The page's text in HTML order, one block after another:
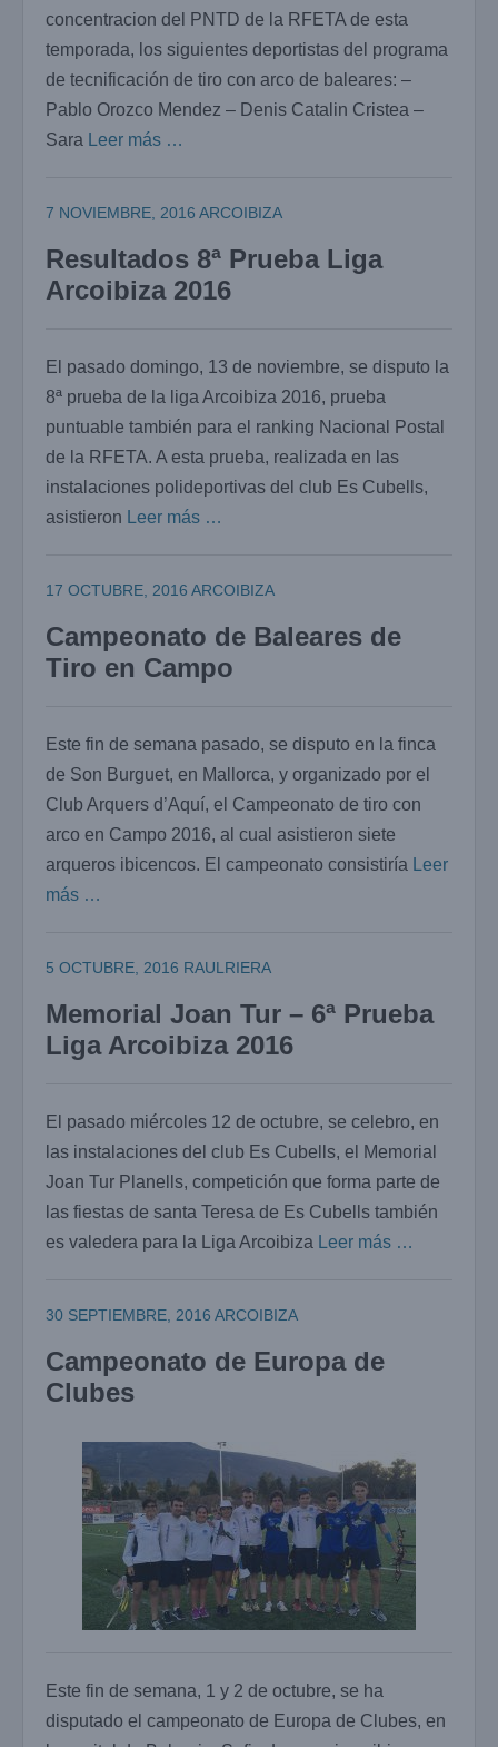
concentracion del PNTD de la RFETA de esta
temporada, los siguientes deportistas del programa
de tecnificación de tiro con arco de baleares: –
Pablo Orozco Mendez – Denis Catalin Cristea –
Sara
Leer más …
7 NOVIEMBRE, 2016 ARCOIBIZA
Resultados 8ª Prueba Liga
Arcoibiza 2016
El pasado domingo, 13 de noviembre, se disputo la
8ª prueba de la liga Arcoibiza 2016, prueba
puntuable también para el ranking Nacional Postal
de la RFETA. A esta prueba, realizada en las
instalaciones polideportivas del club Es Cubells,
asistieron
Leer más …
17 OCTUBRE, 2016 ARCOIBIZA
Campeonato de Baleares de
Tiro en Campo
Este fin de semana pasado, se disputo en la finca
de Son Burguet, en Mallorca, y organizado por el
Club Arquers d’Aquí, el Campeonato de tiro con
arco en Campo 2016, al cual asistieron siete
arqueros ibicencos. El campeonato consistiría
Leer
más …
5 OCTUBRE, 2016 RAULRIERA
Memorial Joan Tur – 6ª Prueba
Liga Arcoibiza 2016
El pasado miércoles 12 de octubre, se celebro, en
las instalaciones del club Es Cubells, el Memorial
Joan Tur Planells, competición que forma parte de
las fiestas de santa Teresa de Es Cubells también
es valedera para la Liga Arcoibiza
Leer más …
30 SEPTIEMBRE, 2016 ARCOIBIZA
Campeonato de Europa de
Clubes
Este fin de semana, 1 y 2 de octubre, se ha
disputado el campeonato de Europa de Clubes, en